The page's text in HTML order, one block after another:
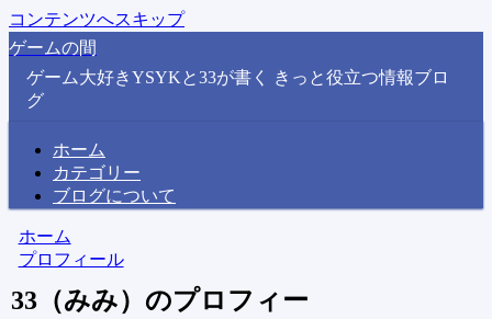
コンテンツへスキップ
ゲームの間
ゲーム大好きYSYKと33が書く きっと役立つ情報ブロ
グ
ホーム
カテゴリー
ブログについて
ホーム
プロフィール
33（みみ）のプロフィー